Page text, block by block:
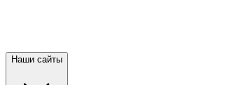
Наши сайты